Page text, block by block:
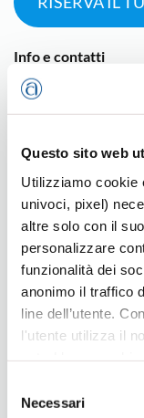
Questo sito web
Utilizziamo cookie
univoci, pixel)
altre solo con il
personalizzare
funzionalità dei
anonimo il traffico
line dell’utente.
l'utente utilizza il
loro servizi, per
delNecessari
Info e contatti
info@dihvicenza.it
Ultimi